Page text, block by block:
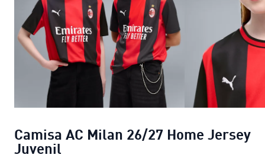
Camisa AC Milan 26/27 Home Jersey
Juvenil